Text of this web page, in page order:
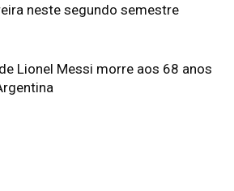
neste segundo semestre
Lionel Messi morre aos 68 anos